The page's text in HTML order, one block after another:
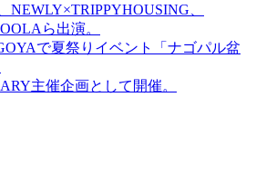
NEWLY×TRIPPYHOUSING、
ら出演。
で夏祭りイベント「ナゴパル盆
主催企画として開催。